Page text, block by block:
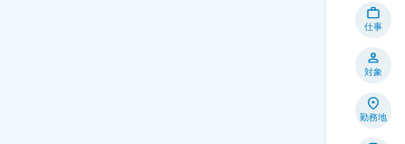
仕事
対象
勤務地